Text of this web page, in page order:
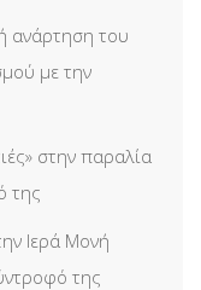
ανάρτηση του
με την
στην παραλία
της
Ιερά Μονή
της